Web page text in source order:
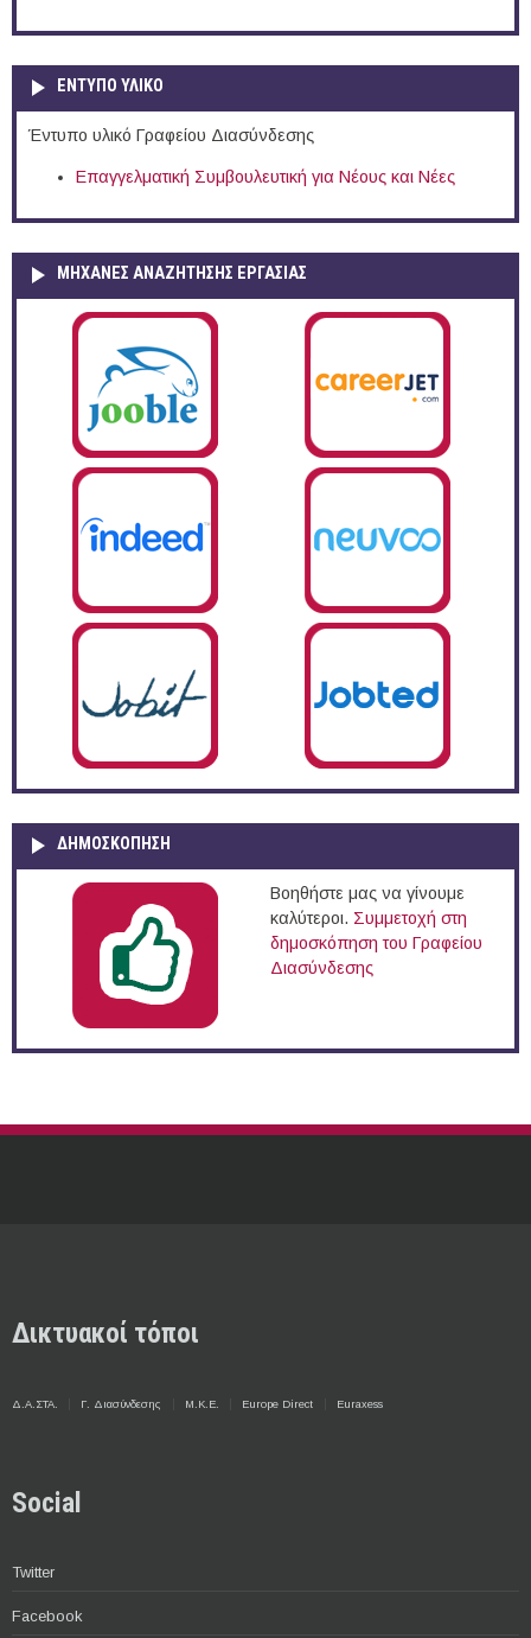
ΕΝΤΥΠΟ ΥΛΙΚΟ
Έντυπο υλικό Γραφείου Διασύνδεσης
Επαγγελματική Συμβουλευτική για Νέους και Νέες
ΜΗΧΑΝΕΣ ΑΝΑΖΗΤΗΣΗΣ ΕΡΓΑΣΙΑΣ
ΔΗΜΟΣΚΌΠΗΣΗ
Βοηθήστε μας να γίνουμε
καλύτεροι. Συμμετοχή στη
δημοσκόπηση του Γραφείου
Διασύνδεσης
Δικτυακοί τόποι
Δ.Α.ΣΤΑ. Γ. Διασύνδεσης Μ.Κ.Ε. Europe Direct Euraxess
Social
Twitter
Facebook